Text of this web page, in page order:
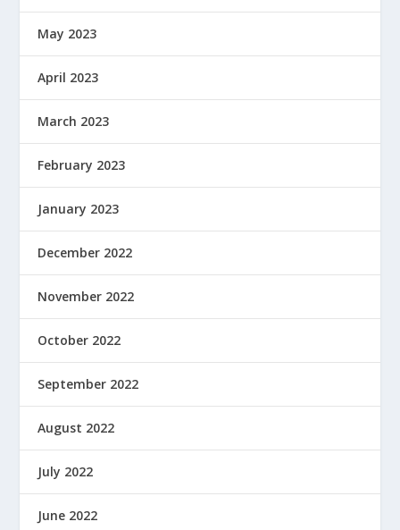
May 2023
April 2023
March 2023
February 2023
January 2023
December 2022
November 2022
October 2022
September 2022
August 2022
July 2022
June 2022